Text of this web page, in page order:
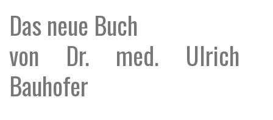
Das neue Buch
von Dr. med. Ulrich
Bauhofer
Nahrungsergänzung
Fettsäuren
Zellschutz
Trinken
Zeit
Bewegung